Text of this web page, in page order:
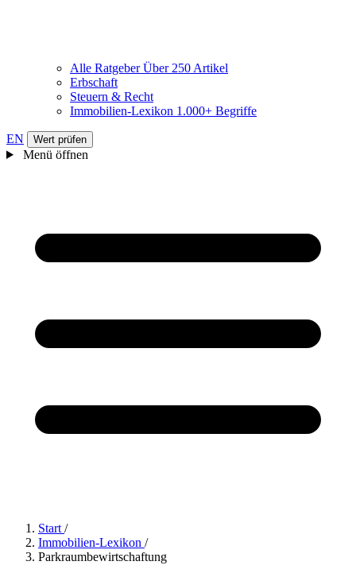
Alle RatgeberÜber 250 Artikel
Erbschaft
Steuern & Recht
Immobilien-Lexikon 1.000+ Begriffe
EN Wert prüfen
Menü öffnen
Start /
Immobilien-Lexikon /
Parkraumbewirtschaftung